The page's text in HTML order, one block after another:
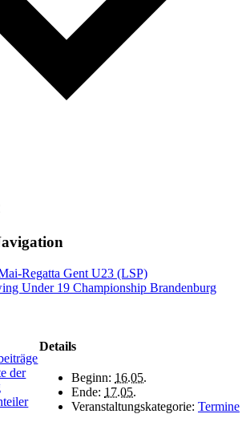
Regatta Gent U23 (LSP)
Under 19 Championship Brandenburg
Details
Beginn: 16.05.
Ende: 17.05.
Veranstaltungskategorie: Termine
der